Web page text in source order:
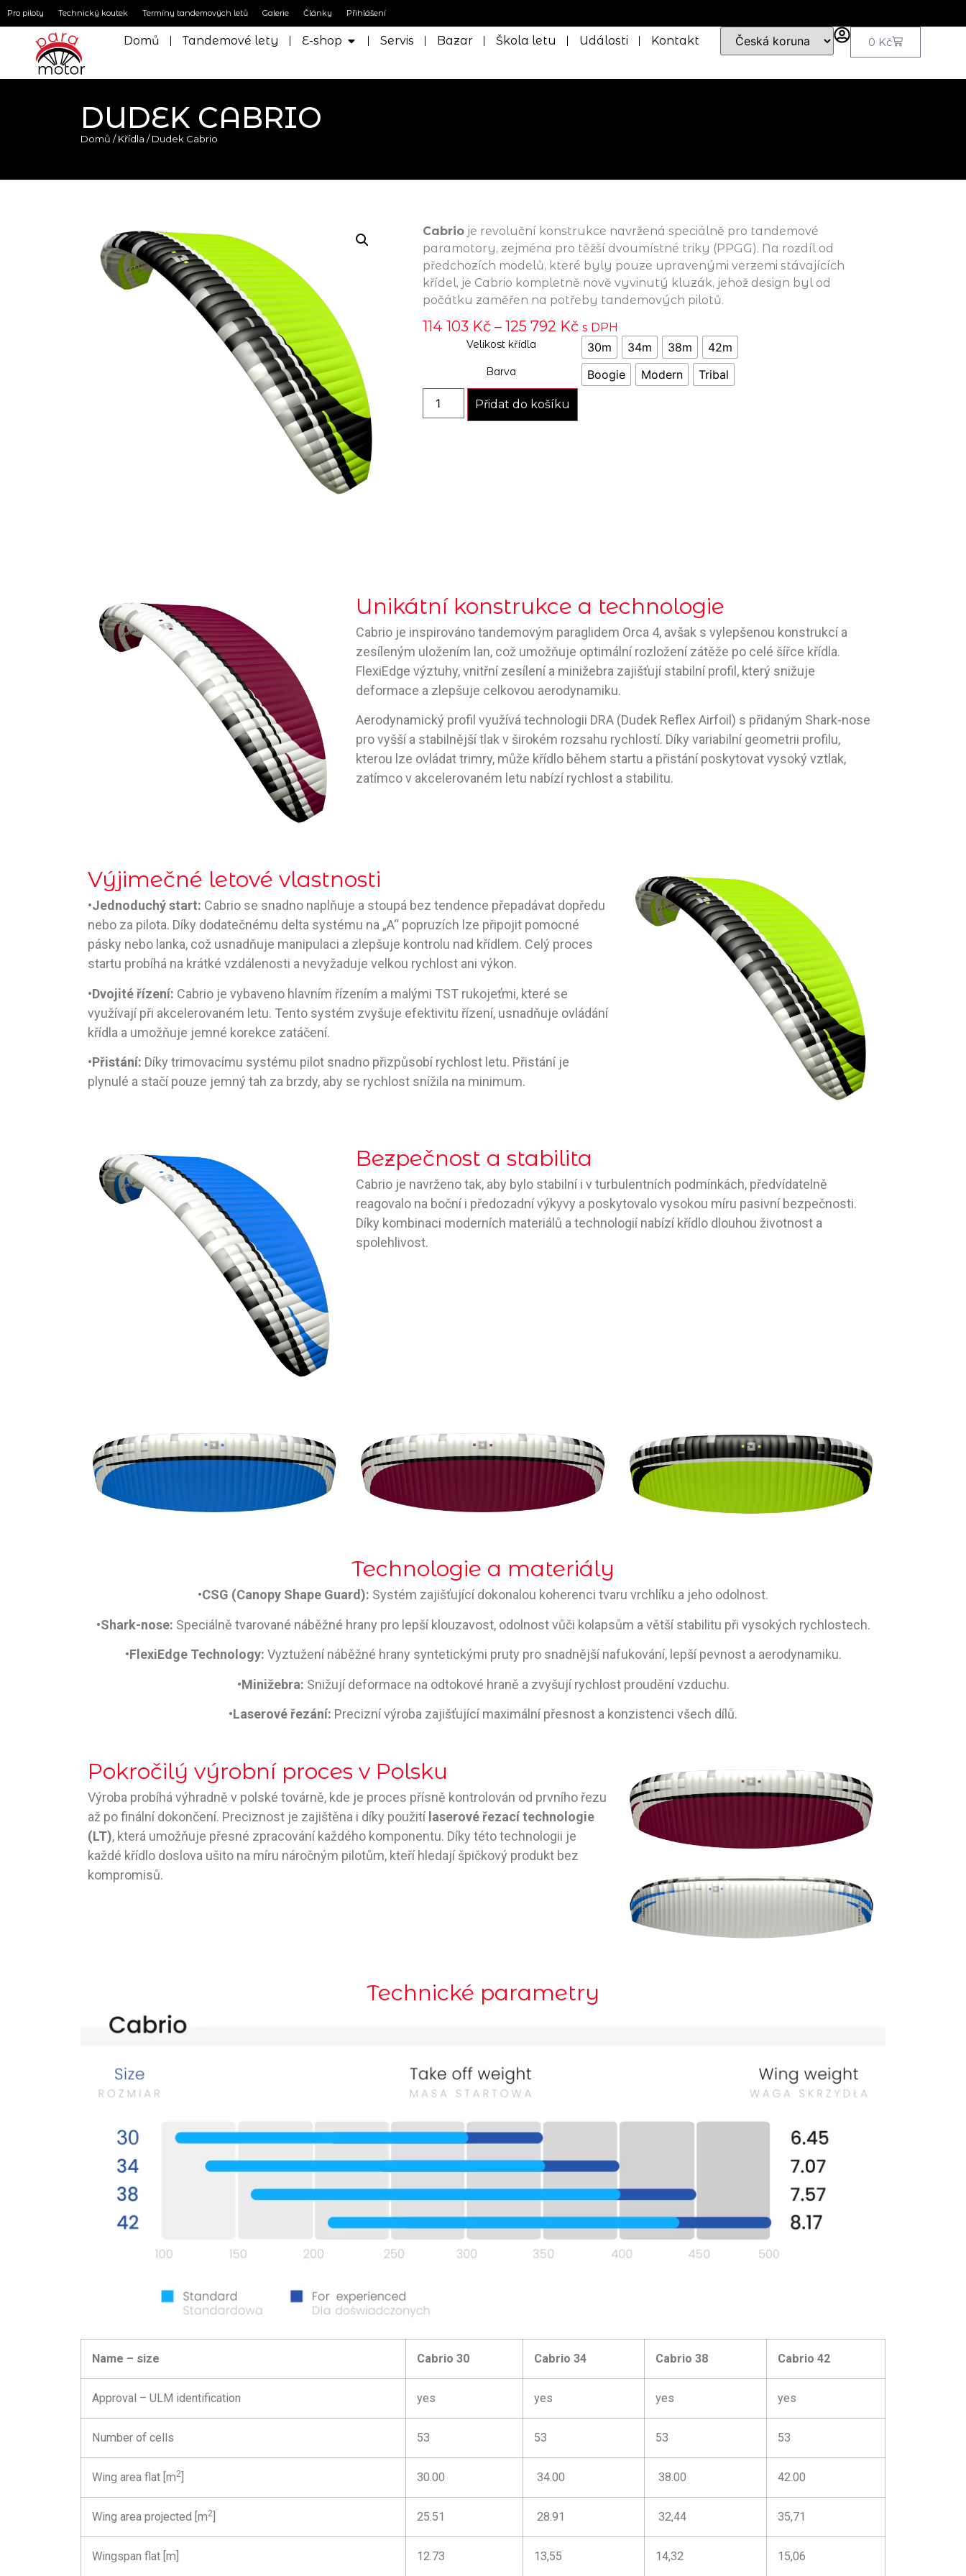
Pro piloty Technický koutek Termíny tandemových letů Galerie Články Přihlášení
Domů Tandemové lety E-shop Servis Bazar Škola letu Události Kontakt 0 Kč
DUDEK CABRIO
Domů /Křídla / Dudek Cabrio
Cabrio je revoluční konstrukce navržená speciálně pro tandemové
paramotory, zejména pro těžší dvoumístné triky (PPGG). Na rozdíl od
předchozích modelů, které byly pouze upravenými verzemi stávajících
křídel, je Cabrio kompletně nově vyvinutý kluzák, jehož design byl od
počátku zaměřen na potřeby tandemových pilotů.
114 103 Kč – 125 792 Kč s DPH
Velikost křídla 30m 34m 38m 42m
Barva Boogie Modern Tribal
Přidat do košíku
Unikátní konstrukce a technologie
Cabrio je inspirováno tandemovým paraglidem Orca 4, avšak s vylepšenou konstrukcí a
zesíleným uložením lan, což umožňuje optimální rozložení zátěže po celé šířce křídla.
FlexiEdge výztuhy, vnitřní zesílení a minižebra zajišťují stabilní profil, který snižuje
deformace a zlepšuje celkovou aerodynamiku.
Aerodynamický profil využívá technologii DRA (Dudek Reflex Airfoil) s přidaným Shark-nose
pro vyšší a stabilnější tlak v širokém rozsahu rychlostí. Díky variabilní geometrii profilu,
kterou lze ovládat trimry, může křídlo během startu a přistání poskytovat vysoký vztlak,
zatímco v akcelerovaném letu nabízí rychlost a stabilitu.
Výjimečné letové vlastnosti
•Jednoduchý start: Cabrio se snadno naplňuje a stoupá bez tendence přepadávat dopředu
nebo za pilota. Díky dodatečnému delta systému na „A“ popruzích lze připojit pomocné
pásky nebo lanka, což usnadňuje manipulaci a zlepšuje kontrolu nad křídlem. Celý proces
startu probíhá na krátké vzdálenosti a nevyžaduje velkou rychlost ani výkon.
•Dvojité řízení: Cabrio je vybaveno hlavním řízením a malými TST rukojeťmi, které se
využívají při akcelerovaném letu. Tento systém zvyšuje efektivitu řízení, usnadňuje ovládání
křídla a umožňuje jemné korekce zatáčení.
•Přistání: Díky trimovacímu systému pilot snadno přizpůsobí rychlost letu. Přistání je
plynulé a stačí pouze jemný tah za brzdy, aby se rychlost snížila na minimum.
Bezpečnost a stabilita
Cabrio je navrženo tak, aby bylo stabilní i v turbulentních podmínkách, předvídatelně
reagovalo na boční i předozadní výkyvy a poskytovalo vysokou míru pasivní bezpečnosti.
Díky kombinaci moderních materiálů a technologií nabízí křídlo dlouhou životnost a
spolehlivost.
Technologie a materiály
•CSG (Canopy Shape Guard): Systém zajišťující dokonalou koherenci tvaru vrchlíku a jeho odolnost.
•Shark-nose: Speciálně tvarované náběžné hrany pro lepší klouzavost, odolnost vůči kolapsům a větší stabilitu při vysokých rychlostech.
•FlexiEdge Technology: Vyztužení náběžné hrany syntetickými pruty pro snadnější nafukování, lepší pevnost a aerodynamiku.
•Minižebra: Snižují deformace na odtokové hraně a zvyšují rychlost proudění vzduchu.
•Laserové řezání: Precizní výroba zajišťující maximální přesnost a konzistenci všech dílů.
Pokročilý výrobní proces v Polsku
Výroba probíhá výhradně v polské továrně, kde je proces přísně kontrolován od prvního řezu
až po finální dokončení. Preciznost je zajištěna i díky použití laserové řezací technologie
(LT), která umožňuje přesné zpracování každého komponentu. Díky této technologii je
každé křídlo doslova ušito na míru náročným pilotům, kteří hledají špičkový produkt bez
kompromisů.
Technické parametry
Name – size Cabrio 30 Cabrio 34 Cabrio 38 Cabrio 42
Approval – ULM identification yes yes yes yes
Number of cells 53 53 53 53
Wing area flat [m2 30.00 34.00 38.00 42.00
Wing area projected [m2 25.51 28.91 32,44 35,71
Wingspan flat [m] 12.73 13,55 14,32 15,06